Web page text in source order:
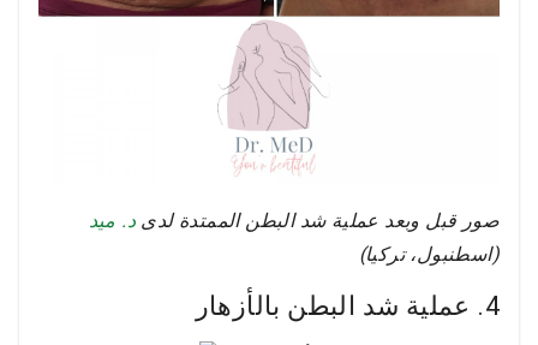
صور قبل وبعد عملية شد البطن الممتدة لدى د. ميد
(اسطنبول، تركيا)
4. عملية شد البطن بالأزهار